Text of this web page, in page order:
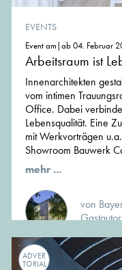
EVENTS
Event am|ab 04. Februar
Arbeitsraum ist
Innenarchitekten
vom intimen
Office. Dabei
Lebensqualität. Eine
mit Werkvorträgen
Showroom Bauwerk
mehr ...
von
Gastautor
ADVER
TORIAL